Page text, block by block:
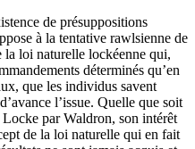
de présuppositions
à la tentative rawlsienne de
loi naturelle lockéenne qui,
déterminés qu’en
que les individus savent
l’issue. Quelle que soit
par Waldron, son intérêt
de la loi naturelle qui en fait